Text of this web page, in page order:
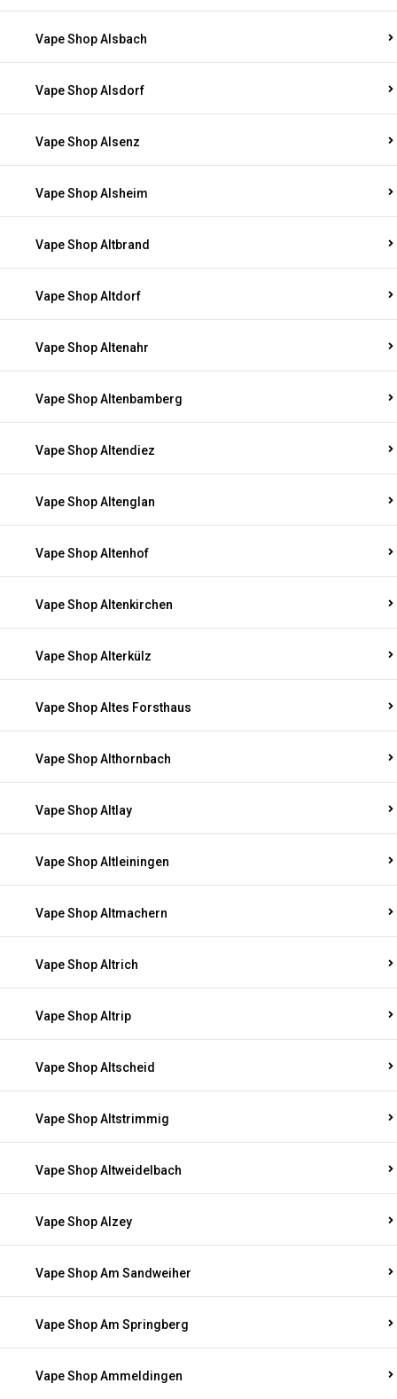
Vape Shop Alsbach
Vape Shop Alsdorf
Vape Shop Alsenz
Vape Shop Alsheim
Vape Shop Altbrand
Vape Shop Altdorf
Vape Shop Altenahr
Vape Shop Altenbamberg
Vape Shop Altendiez
Vape Shop Altenglan
Vape Shop Altenhof
Vape Shop Altenkirchen
Vape Shop Alterkülz
Vape Shop Altes Forsthaus
Vape Shop Althornbach
Vape Shop Altlay
Vape Shop Altleiningen
Vape Shop Altmachern
Vape Shop Altrich
Vape Shop Altrip
Vape Shop Altscheid
Vape Shop Altstrimmig
Vape Shop Altweidelbach
Vape Shop Alzey
Vape Shop Am Sandweiher
Vape Shop Am Springberg
Vape Shop Ammeldingen